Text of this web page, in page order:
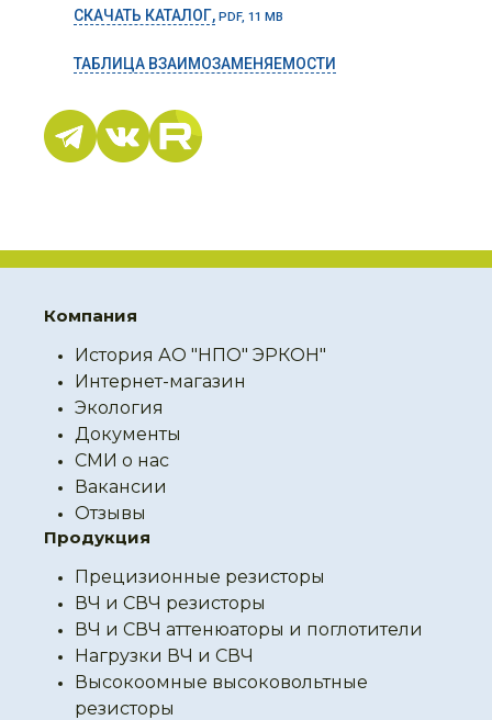
СКАЧАТЬ КАТАЛОГ, PDF, 11 MB
ТАБЛИЦА ВЗАИМОЗАМЕНЯЕМОСТИ
Компания
История АО "НПО" ЭРКОН"
Интернет-магазин
Экология
Документы
СМИ о нас
Вакансии
Отзывы
Продукция
Прецизионные резисторы
ВЧ и СВЧ резисторы
ВЧ и СВЧ аттенюаторы и поглотители
Нагрузки ВЧ и СВЧ
Высокоомные высоковольтные
резисторы